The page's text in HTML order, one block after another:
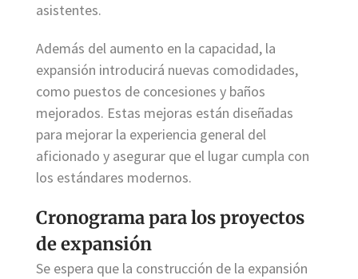
asistentes.
Además del aumento en la capacidad, la
expansión introducirá nuevas comodidades,
como puestos de concesiones y baños
mejorados. Estas mejoras están diseñadas
para mejorar la experiencia general del
aficionado y asegurar que el lugar cumpla con
los estándares modernos.
Cronograma para los proyectos
de expansión
Se espera que la construcción de la expansión